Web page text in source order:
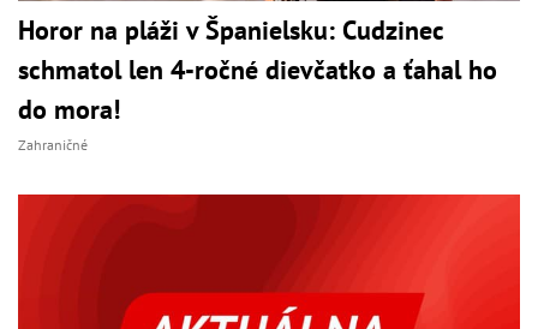
Horor na pláži v Španielsku: Cudzinec
schmatol len 4-ročné dievčatko a ťahal ho
do mora!
Zahraničné